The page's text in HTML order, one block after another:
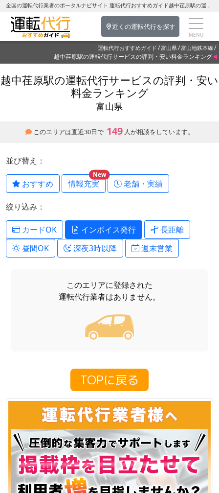
全国の運転代行業者のポータルナビサイト 運転代行おすすめガイド越中荏原駅の運転代行を探す-富山県の運転代行
近くの運転代行を探す
運転代行おすすめガイド 富山県 富山地鉄本線
越中荏原駅の運転代行サービスの評判・安い料金ランキング
越中荏原駅の運転代行サービスの評判・安い
料金ランキング
富山県
このエリアは直近30日で 149 人が相談をしています。
並び替え：
おすすめ 情報充実
New
老舗・実績
絞り込み：
カードOK インボイス発行
長距離
昼間OK
深夜3時以降 週末営業
このエリアに登録された
運転代行業者はありません。
TOPに戻る